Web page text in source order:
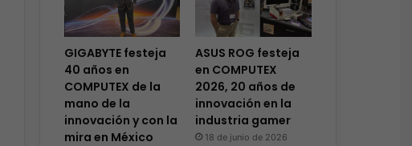
GIGABYTE festeja
40 años en
COMPUTEX de la
mano de la
innovación y con la
mira en México
ASUS ROG festeja
en COMPUTEX
2026, 20 años de
innovación en la
industria gamer
18 de junio de 2026